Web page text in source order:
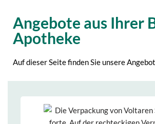
Angebote aus Ihrer
Apotheke
Auf dieser Seite finden Sie unsere